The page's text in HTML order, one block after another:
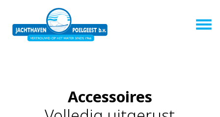
Accessoires